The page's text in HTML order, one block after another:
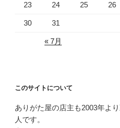
23 24 25 26
30 31
« 7月
このサイトについて
ありがた屋の店主も2003年よ
人です。